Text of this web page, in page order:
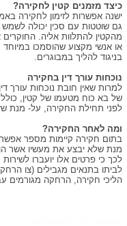
כיצד מזמנים קטין לחקירה?
ישנה אפשרות לזימון לחקירה
גם שוטטות עם סכין יכולה
מהקטין להתלוות אליה. החוקרים
או אנשי מקצוע שהוסמכו
בניגוד להליך במבוגרים.
נוכחות עורך דין בחקירה
למרות שאין חובת נוכחות עורך
של בא כוח מטעמו של קטין, כולל
לפני תחילת החקירה, על- מנת
ומה לאחר החקירה?
בתום חקירה קיימות מספר
מנת שלא יבצע את מעשיו אשר
לכך כי פרטים אלו יועברו
לביתו בתנאים מגבילים (צו
הליכי חקירה, הרחקה מגורמים